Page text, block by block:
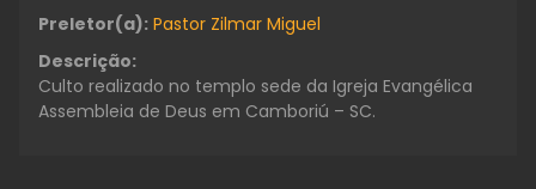
Preletor(a): Pastor Zilmar Miguel
Descrição:
Culto realizado no templo sede da Igreja Evangélica
Assembleia de Deus em Camboriú – SC.